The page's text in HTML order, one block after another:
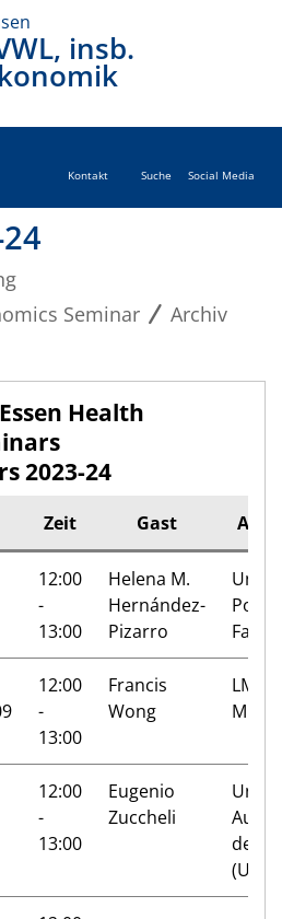
insb.
Kontakt Suche Social Media
Seminar
Archiv
Health
2023-24
Zeit Gast
12:00
-
13:00
Helena M.
Hernández-
Pizarro
Fabra
12:00
-
13:00
Francis
Wong
LMU
12:00
-
13:00
Eugenio
Zuccheli
de
(UAM)